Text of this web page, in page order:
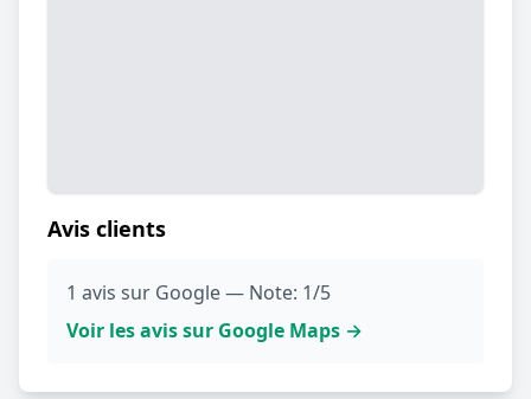
Avis clients
1 avis sur Google — Note: 1/5
Voir les avis sur Google Maps →